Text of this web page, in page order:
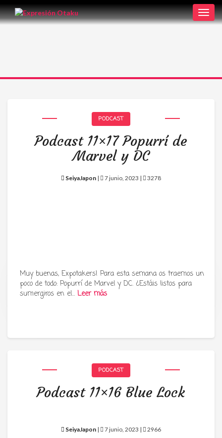
Tu radio y podcast sobre manga,
anime y cultura japonesa ツ
PODCAST
Podcast 11×17 Popurrí de
Marvel y DC
SeiyaJapon | 7 junio, 2023 | 3278
Muy buenas, Expotakers! Para esta semana os traemos un
poco de todo: Popurrí de Marvel y DC. ¿Estáis listos para
sumergiros en el… Leer más
PODCAST
Podcast 11×16 Blue Lock
SeiyaJapon | 7 junio, 2023 | 2966